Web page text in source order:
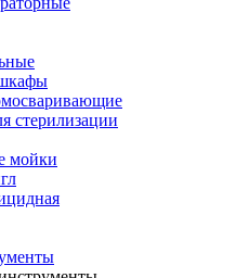
стерилизации
мойки